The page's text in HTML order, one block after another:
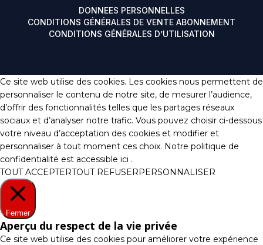
DONNEES PERSONNELLES
CONDITIONS GÉNÉRALES DE VENTE ABONNEMENT
CONDITIONS GÉNÉRALES D’UTILISATION
Ce site web utilise des cookies. Les cookies nous permettent de
personnaliser le contenu de notre site, de mesurer l’audience,
d’offrir des fonctionnalités telles que les partages réseaux
sociaux et d’analyser notre trafic. Vous pouvez choisir ci-dessous
votre niveau d’acceptation des cookies et modifier et
personnaliser à tout moment ces choix. Notre politique de
confidentialité est accessible ici .
TOUT ACCEPTERTOUT REFUSERPERSONNALISER
Fermer
Aperçu du respect de la vie privée
Ce site web utilise des cookies pour améliorer votre expérience